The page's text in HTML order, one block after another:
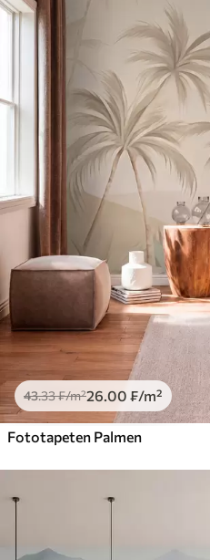
43.33₣/m²26.00 ₣/m²
Fototapeten Palmen